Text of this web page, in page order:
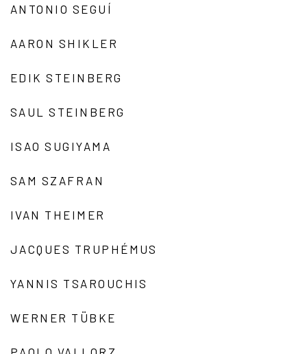
ANTONIO SEGUÍ
AARON SHIKLER
EDIK STEINBERG
SAUL STEINBERG
ISAO SUGIYAMA
SAM SZAFRAN
IVAN THEIMER
JACQUES TRUPHÉMUS
YANNIS TSAROUCHIS
WERNER TÜBKE